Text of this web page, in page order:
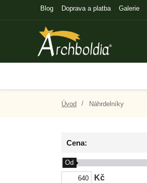
Blog Doprava a platba Galerie
Úvod Náhrdelníky
Cena:
Kč
Od